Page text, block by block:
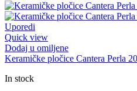
Uporedi
Quick view
Dodaj u omiljene
Keramičke pločice Cantera Perla
In stock